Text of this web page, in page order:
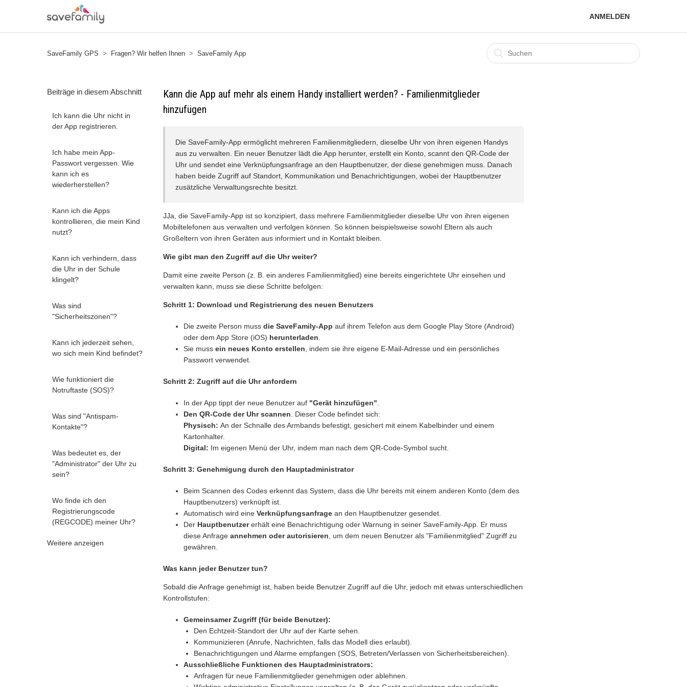
ANMELDEN
SaveFamily GPS Fragen? Wir helfen Ihnen SaveFamily App
Beiträge in diesem Abschnitt
Ich kann die Uhr nicht in
der App registrieren.
Ich habe mein App-
Passwort vergessen. Wie
kann ich es
wiederherstellen?
Kann ich die Apps
kontrollieren, die mein Kind
nutzt?
Kann ich verhindern, dass
die Uhr in der Schule
klingelt?
Was sind
"Sicherheitszonen"?
Kann ich jederzeit sehen,
wo sich mein Kind befindet?
Wie funktioniert die
Notruftaste (SOS)?
Was sind "Antispam-
Kontakte"?
Was bedeutet es, der
"Administrator" der Uhr zu
sein?
Wo finde ich den
Registrierungscode
(REGCODE) meiner Uhr?
Weitere anzeigen
Kann die App auf mehr als einem Handy installiert werden? - Familienmitglieder
hinzufügen
Die SaveFamily-App ermöglicht mehreren Familienmitgliedern, dieselbe Uhr von ihren eigenen Handys
aus zu verwalten. Ein neuer Benutzer lädt die App herunter, erstellt ein Konto, scannt den QR-Code der
Uhr und sendet eine Verknüpfungsanfrage an den Hauptbenutzer, der diese genehmigen muss. Danach
haben beide Zugriff auf Standort, Kommunikation und Benachrichtigungen, wobei der Hauptbenutzer
zusätzliche Verwaltungsrechte besitzt.
JJa, die SaveFamily-App ist so konzipiert, dass mehrere Familienmitglieder dieselbe Uhr von ihren eigenen
Mobiltelefonen aus verwalten und verfolgen können. So können beispielsweise sowohl Eltern als auch
Großeltern von ihren Geräten aus informiert und in Kontakt bleiben.
Wie gibt man den Zugriff auf die Uhr weiter?
Damit eine zweite Person (z. B. ein anderes Familienmitglied) eine bereits eingerichtete Uhr einsehen und
verwalten kann, muss sie diese Schritte befolgen:
Schritt 1: Download und Registrierung des neuen Benutzers
Die zweite Person mussdie SaveFamily-App auf ihrem Telefon aus dem Google Play Store (Android)
oder dem App Store (iOS) herunterladen.
Sie mussein neues Konto erstellen, indem sie ihre eigene E-Mail-Adresse und ein persönliches
Passwort verwendet.
Schritt 2: Zugriff auf die Uhr anfordern
In der App tippt der neue Benutzer auf "Gerät hinzufügen".
Den QR-Code der Uhr scannen. Dieser Code befindet sich:
Physisch: An der Schnalle des Armbands befestigt, gesichert mit einem Kabelbinder und einem
Kartonhalter.
Digital: Im eigenen Menü der Uhr, indem man nach dem QR-Code-Symbol sucht.
Schritt 3: Genehmigung durch den Hauptadministrator
Beim Scannen des Codes erkennt das System, dass die Uhr bereits mit einem anderen Konto (dem des
Hauptbenutzers) verknüpft ist.
Automatisch wird eineVerknüpfungsanfrage an den Hauptbenutzer gesendet.
Der Hauptbenutzererhält eine Benachrichtigung oder Warnung in seiner SaveFamily-App. Er muss
diese Anfrageannehmen oder autorisieren, um dem neuen Benutzer als "Familienmitglied" Zugriff zu
gewähren.
Was kann jeder Benutzer tun?
Sobald die Anfrage genehmigt ist, haben beide Benutzer Zugriff auf die Uhr, jedoch mit etwas unterschiedlichen
Kontrollstufen:
Gemeinsamer Zugriff (für beide Benutzer):
Den Echtzeit-Standort der Uhr auf der Karte sehen.
Kommunizieren (Anrufe, Nachrichten, falls das Modell dies erlaubt).
Benachrichtigungen und Alarme empfangen (SOS, Betreten/Verlassen von Sicherheitsbereichen).
Ausschließliche Funktionen des Hauptadministrators:
Anfragen für neue Familienmitglieder genehmigen oder ablehnen.